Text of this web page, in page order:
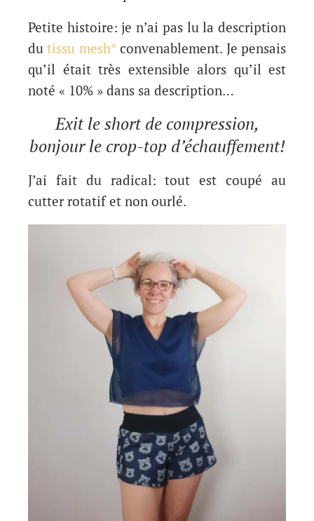
Petite histoire: je n’ai pas lu la description
dutissu mesh*convenablement. Je pensais
qu’il était très extensible alors qu’il est
noté « 10% » dans sa description…
Exit le short de compression,
bonjour le crop-top d’échauffement!
J’ai fait du radical: tout est coupé au
cutter rotatif et non ourlé.